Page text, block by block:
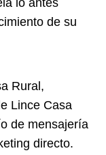
lo antes
de su
Rural,
Lince Casa
de mensajería
directo.